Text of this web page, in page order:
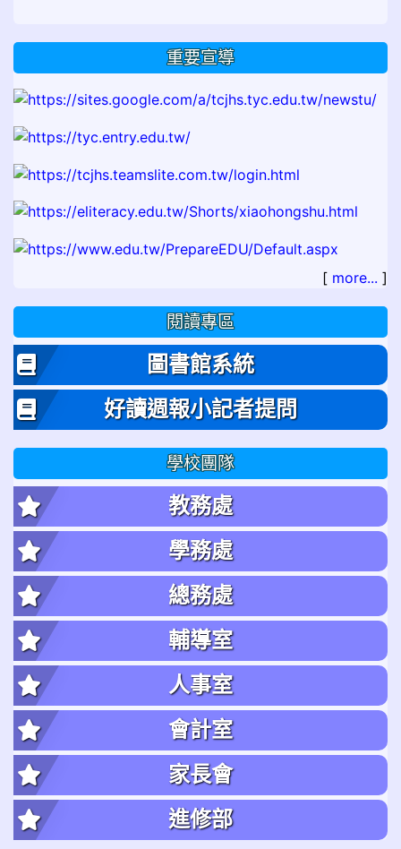
重要宣導
[ more... ]
閱讀專區
圖書館系統
好讀週報小記者提問
學校團隊
教務處
學務處
總務處
輔導室
人事室
會計室
家長會
進修部